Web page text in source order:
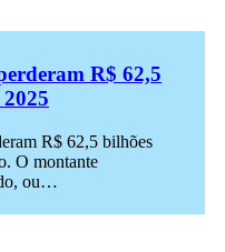
R$ 62,5
R$ 62,5 bilhões
O montante
ou…